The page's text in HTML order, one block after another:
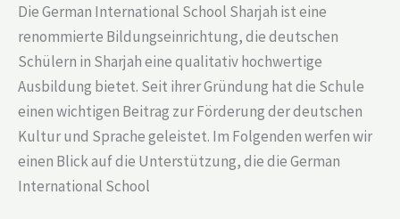
Die German International School Sharjah ist eine
renommierte Bildungseinrichtung, die deutschen
Schülern in Sharjah eine qualitativ hochwertige
Ausbildung bietet. Seit ihrer Gründung hat die Schule
einen wichtigen Beitrag zur Förderung der deutschen
Kultur und Sprache geleistet. Im Folgenden werfen wir
einen Blick auf die Unterstützung, die die German
International School